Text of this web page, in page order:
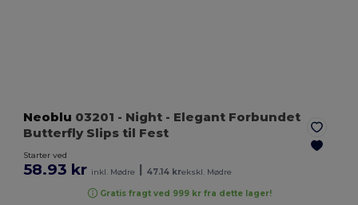
Neoblu 03201 - Night - Elegant Forbundet
Butterfly Slips til Fest
Starter ved
58.93 kr inkl. Mødre 47.14 krekskl. Mødre
Gratis fragt ved 999 kr fra dette lager!